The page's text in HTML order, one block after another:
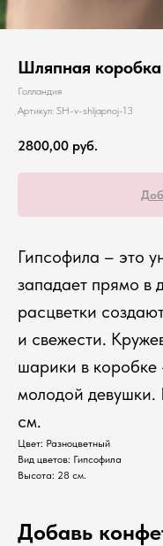
Шляпная коробка
Голландия
Артикул: SH-v-shljapnoj-13
2800,00 руб.
Гипсофила – это
западает прямо в
расцветки
и свежести.
шарики в
молодой
см.
Цвет: Разноцветный
Вид цветов: Гипсофила
Высота: 28 см.
Добавь